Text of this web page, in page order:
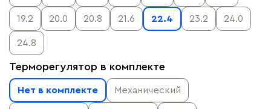
19.2 20.0 20.8 21.6 22.4 23.2 24.0
24.8
Терморегулятор в комплекте
Нет в комплекте Механический